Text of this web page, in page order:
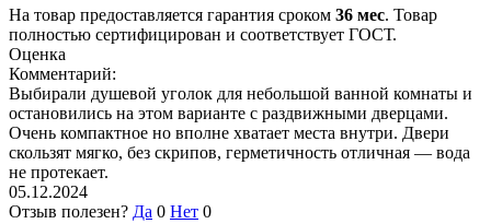
На товар предоставляется гарантия сроком 36 мес. Товар
полностью сертифицирован и соответствует ГОСТ.
Оценка
Комментарий:
Выбирали душевой уголок для небольшой ванной комнаты и
остановились на этом варианте с раздвижными дверцами.
Очень компактное но вполне хватает места внутри. Двери
скользят мягко, без скрипов, герметичность отличная — вода
не протекает.
05.12.2024
Отзыв полезен? Да 0 Нет 0